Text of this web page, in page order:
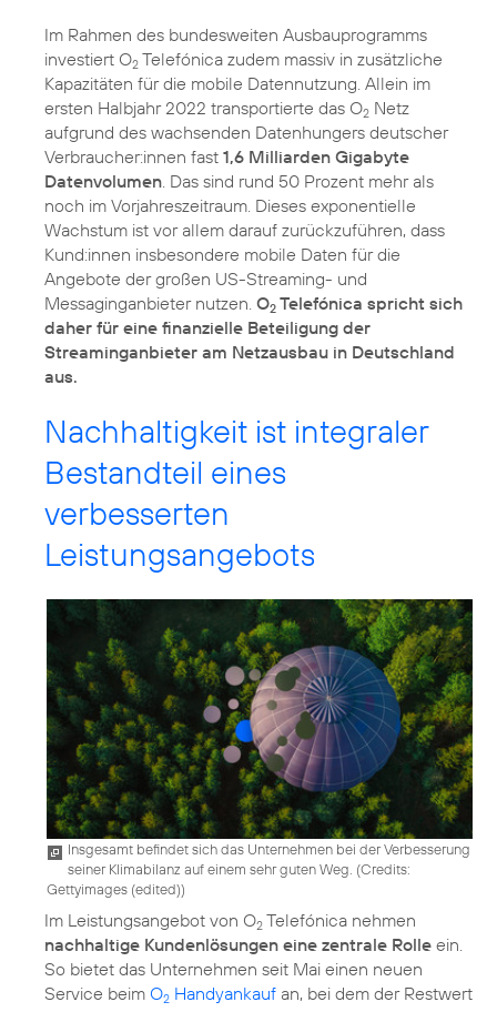
Im Rahmen des bundesweiten Ausbauprogramms
investiert O2 Telefónica zudem massiv in zusätzliche
Kapazitäten für die mobile Datennutzung. Allein im
ersten Halbjahr 2022 transportierte das O2 Netz
aufgrund des wachsenden Datenhungers deutscher
Verbraucher:innen fast 1,6 Milliarden Gigabyte
Datenvolumen . Das sind rund 50 Prozent mehr als
noch im Vorjahreszeitraum. Dieses exponentielle
Wachstum ist vor allem darauf zurückzuführen, dass
Kund:innen insbesondere mobile Daten für die
Angebote der großen US-Streaming- und
Messaginganbieter nutzen. O2 Telefónica spricht sich
daher für eine finanzielle Beteiligung der
Streaminganbieter am Netzausbau in Deutschland
aus.
Nachhaltigkeit ist integraler
Bestandteil eines
verbesserten
Leistungsangebots
Insgesamt befindet sich das Unternehmen bei der Verbesserung
seiner Klimabilanz auf einem sehr guten Weg. (Credits:
Gettyimages (edited))
Im Leistungsangebot von O2 Telefónica nehmen
nachhaltige Kundenlösungen eine zentrale Rolle ein.
So bietet das Unternehmen seit Mai einen neuen
Service beim O2 Handyankauf an, bei dem der Restwert